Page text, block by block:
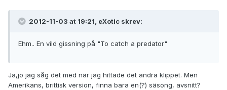
2012-11-03 at 19:21, eXotic skrev:
Ehm.. En vild gissning på "To catch a predator"
Ja,jo jag såg det med när jag hittade det andra klippet. Men
Amerikans, brittisk version, finna bara en(?) säsong, avsnitt?